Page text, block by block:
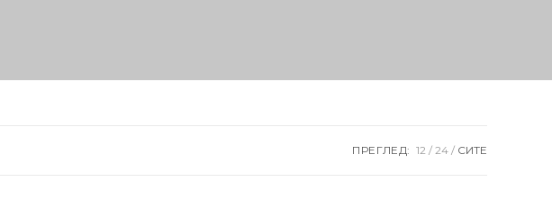
ПРЕГЛЕД: 12 24 СИТЕ